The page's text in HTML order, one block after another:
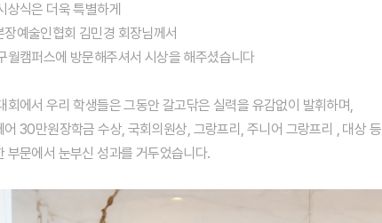
상식은 더욱 특별하게
장예술인협회 김민경 회장님께서
월캠퍼스에 방문해주셔서 시상을 해주셨습니다
회에서 우리 학생들은 그동안 갈고닦은 실력을 유감없이 발휘하며,
어 30만원장학금 수상, 국회의원상, 그랑프리, 주니어 그랑프리 , 대상 등
부문에서 눈부신 성과를 거두었습니다.